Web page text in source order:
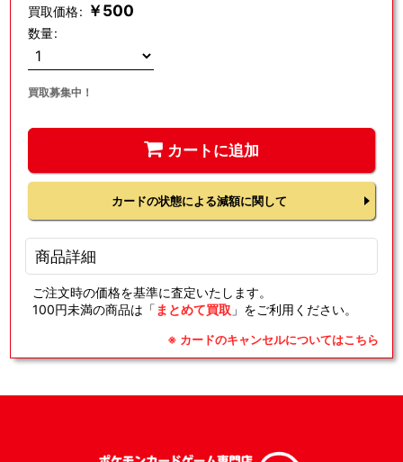
買取価格: ￥500
数量:
買取募集中！
カートに追加
カードの状態による減額に関して
商品詳細
ご注文時の価格を基準に査定いたします。
100円未満の商品は「 まとめて買取 」をご利用ください。
※ カードのキャンセルについてはこちら